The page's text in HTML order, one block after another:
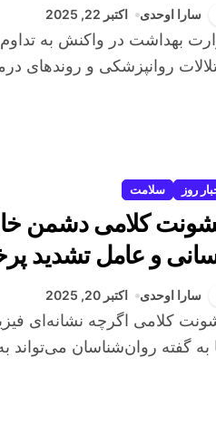
سارا اوحدی اکتبر 22, 2025
روانپزشکی و روندهای
روز سلامت
کلامی دشمن
و عامل تشدید
سارا اوحدی اکتبر 20, 2025
به گفته روان‌شناسان می‌تواند